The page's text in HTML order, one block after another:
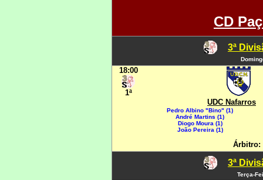
CD
3ª
18:00
1ª
UDC Nafarros
Pedro Albino "Bino" (1)
André Martins (1)
Diogo Moura (1)
João Pereira (1)
Árbitro:
3ª
Terça-